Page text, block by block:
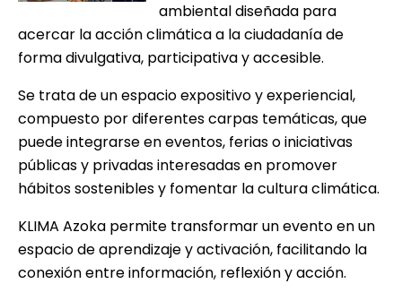
ambiental diseñada para
acercar la acción climática a la ciudadanía de
forma divulgativa, participativa y accesible.
Se trata de un espacio expositivo y experiencial,
compuesto por diferentes carpas temáticas, que
puede integrarse en eventos, ferias o iniciativas
públicas y privadas interesadas en promover
hábitos sostenibles y fomentar la cultura climática.
KLIMA Azoka permite transformar un evento en un
espacio de aprendizaje y activación, facilitando la
conexión entre información, reflexión y acción.